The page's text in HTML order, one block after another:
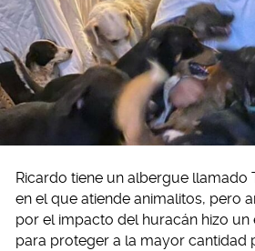
Ricardo tiene un albergue llamado
en el que atiende animalitos, pero
por el impacto del huracán hizo un
para proteger a la mayor cantidad